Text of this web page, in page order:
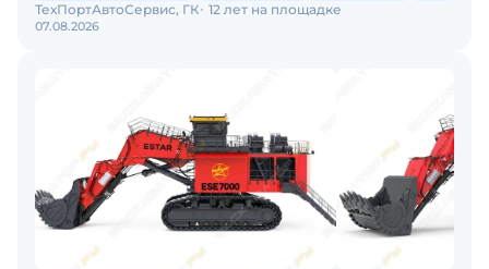
07.08.2026
ТехПортАвтоСервис, ГК 12 лет на площадке